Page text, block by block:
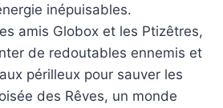
inépuisables.
amis Globox et les Ptizêtres,
de redoutables ennemis et
périlleux pour sauver les
des Rêves, un monde